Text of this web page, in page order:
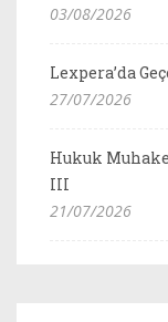
03/08/2026
Lexpera’da
27/07/2026
Hukuk
III
21/07/2026